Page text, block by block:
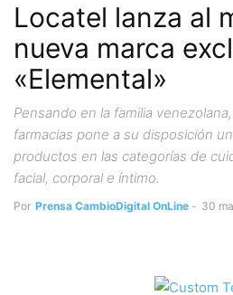
Locatel lanza al
nueva marca
«Elemental»
Pensando en la familia
farmacias pone a su disposición
productos en las categorías de
facial, corporal e íntimo.
Por Prensa CambioDigital OnLine - 30